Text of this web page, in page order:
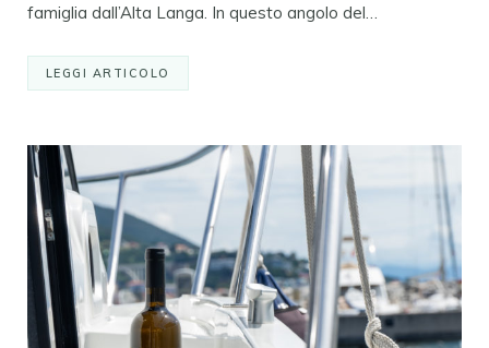
famiglia dall’Alta Langa. In questo angolo del…
LEGGI ARTICOLO